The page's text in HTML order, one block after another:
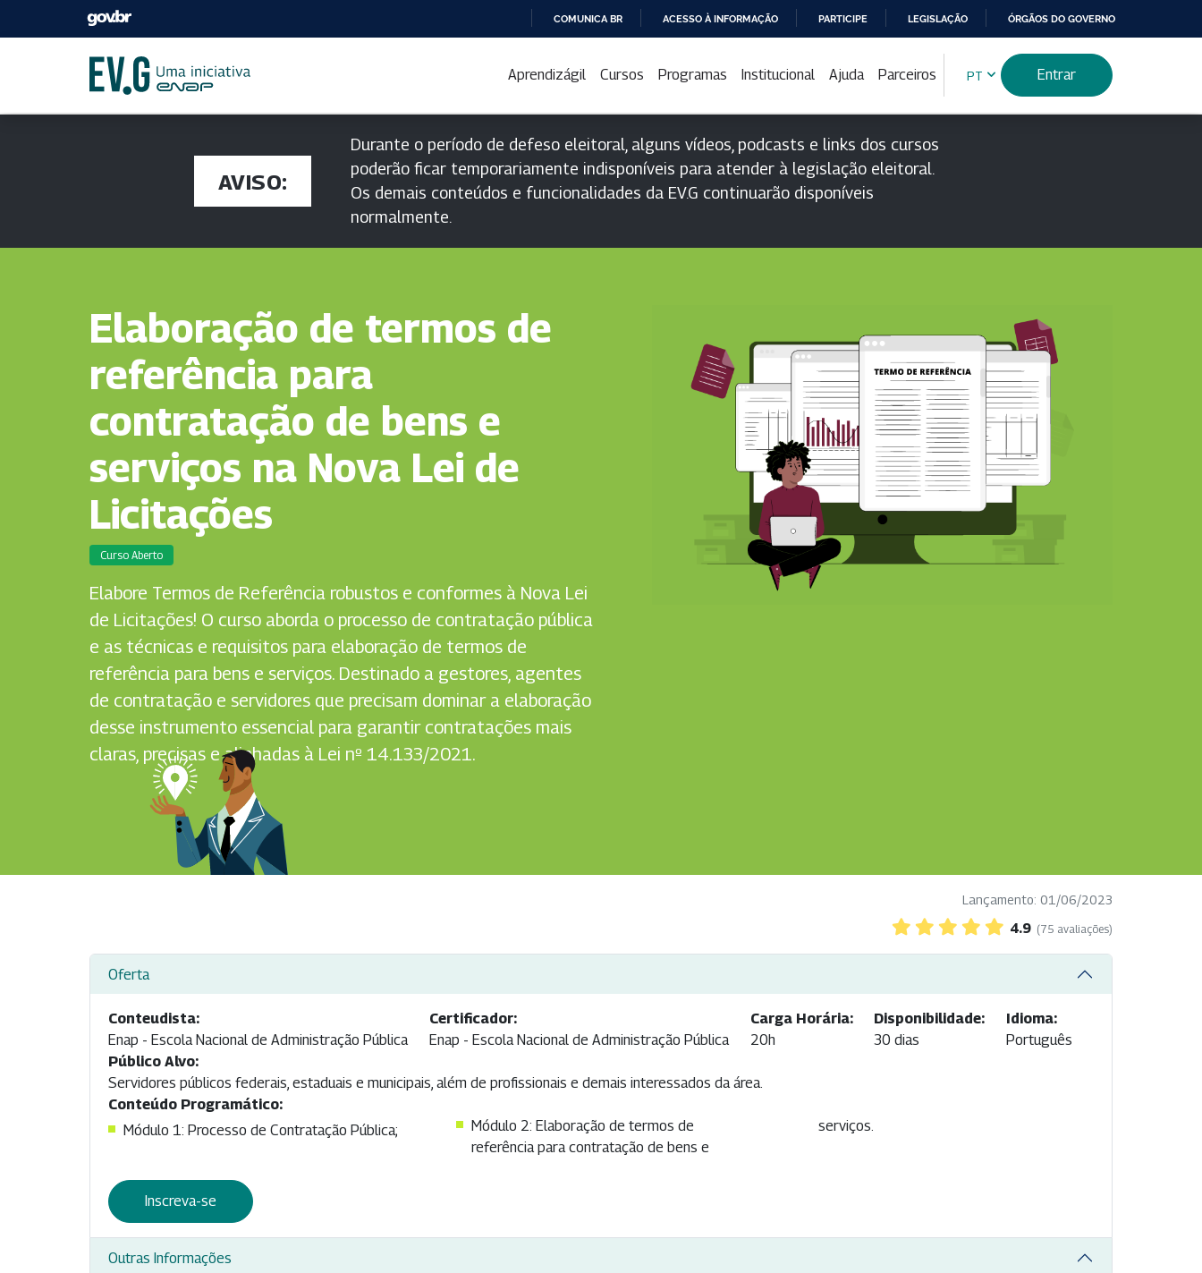
PARA
CONTEÚDO
COMUNICA BR ACESSO À INFORMAÇÃO PARTICIPE LEGISLAÇÃO ÓRGÃOS DO GOVERNO
Aprendizágil Cursos Programas Institucional Ajuda Parceiros PT Entrar
AVISO:
Durante o período de defeso eleitoral, alguns vídeos, podcasts e links dos cursos
poderão ficar temporariamente indisponíveis para atender à legislação eleitoral.
Os demais conteúdos e funcionalidades da EV.G continuarão disponíveis
normalmente.
Elaboração de termos de
referência para
contratação de bens e
serviços na Nova Lei de
Licitações
Curso Aberto
Elabore Termos de Referência robustos e conformes à Nova Lei
de Licitações! O curso aborda o processo de contratação pública
e as técnicas e requisitos para elaboração de termos de
referência para bens e serviços. Destinado a gestores, agentes
de contratação e servidores que precisam dominar a elaboração
desse instrumento essencial para garantir contratações mais
claras, precisas e alinhadas à Lei nº 14.133/2021.
Lançamento: 01/06/2023
4.9 (75 avaliações)
Oferta
Conteudista:
Enap - Escola Nacional de Administração Pública
Certificador:
Enap - Escola Nacional de Administração Pública
Carga Horária:
20h
Disponibilidade:
30 dias
Idioma:
Português
Público Alvo:
Servidores públicos federais, estaduais e municipais, além de profissionais e demais interessados da área.
Conteúdo Programático:
Módulo 1: Processo de Contratação Pública;
Módulo 2: Elaboração de termos de
referência para contratação de bens e
serviços.
Inscreva-se
Outras Informações